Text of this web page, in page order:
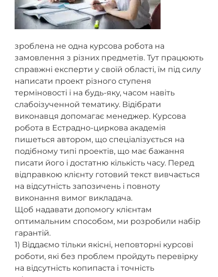
зроблена не одна курсова робота на
замовлення з різних предметів. Тут працюють
справжні експерти у своїй області, їм під силу
написати проект різного ступеня
терміновості і на будь-яку, часом навіть
слабоізученной тематику. Відібрати
виконавця допомагає менеджер. Курсова
робота в Естрадно-циркова академія
пишеться автором, що спеціалізується на
подібному типі проектів, що має бажання
писати його і достатню кількість часу. Перед
відправкою клієнту готовий текст вивчається
на відсутність запозичень і повноту
виконання вимог викладача.
Щоб надавати допомогу клієнтам
оптимальним способом, ми розробили набір
гарантій.
1) Віддаємо тільки якісні, неповторні курсові
роботи, які без проблем пройдуть перевірку
на відсутність копипаста і точність